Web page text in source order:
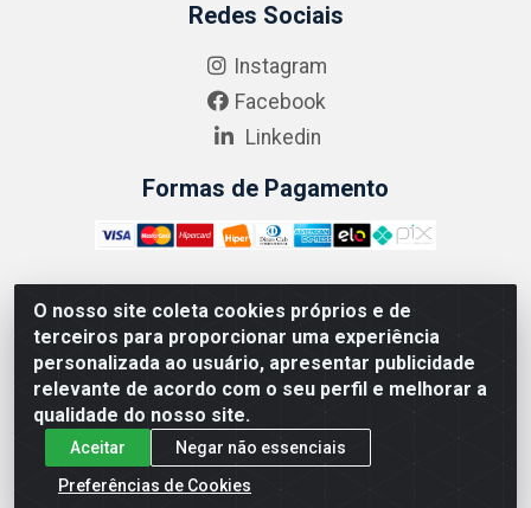
O nosso site coleta cookies próprios e de
terceiros para proporcionar uma experiência
personalizada ao usuário, apresentar publicidade
relevante de acordo com o seu perfil e melhorar a
qualidade do nosso site.
Aceitar
Negar não essenciais
Preferências de Cookies
Redes Sociais
Instagram
Facebook
Linkedin
Formas de Pagamento
ABRASEG COMÉRCIO ATACADISTA LTDA - CNPJ:
10.894.768/0001-00 - Avenida Lobo Júnior, 1045 -
Penha Circular - Rio de Janeiro - RJ - CEP 21020-124